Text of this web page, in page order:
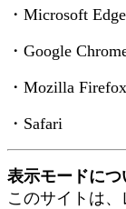
・Microsoft Edge
・Google
・Mozilla Firefox
・Safari
表示モードにつ
このサイトは